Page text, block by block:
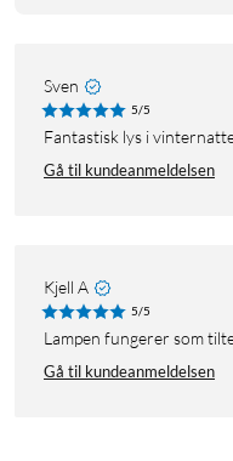
Sven
5/5
Fantastisk lys i
Gå til kundeanmeldelsen
Kjell A
5/5
Lampen fungerer som
Gå til kundeanmeldelsen